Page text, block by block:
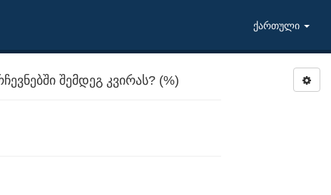
ქართული
შემდეგ კვირას? (%)